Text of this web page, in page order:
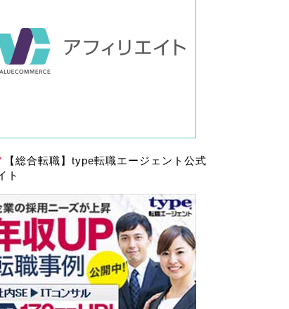
【総合転職】type転職エージェント公式
ト